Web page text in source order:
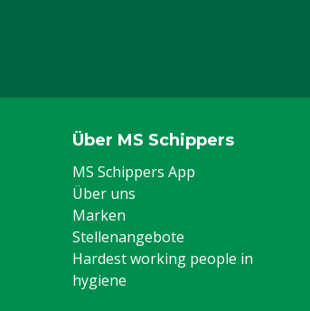
Über MS Schippers
MS Schippers App
Über uns
Marken
Stellenangebote
Hardest working people in
hygiene